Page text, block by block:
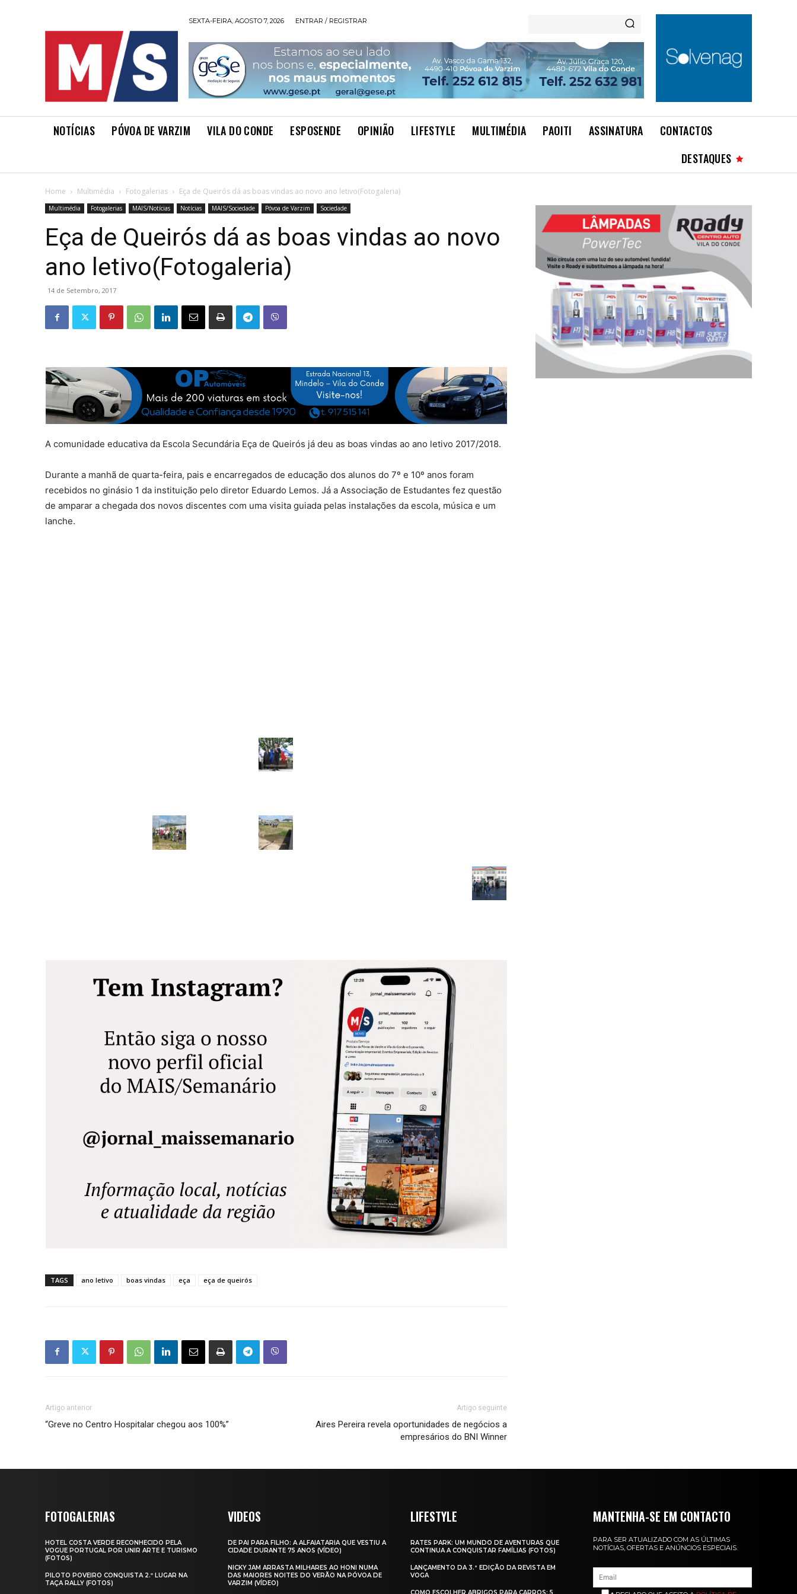
SEXTA-FEIRA, AGOSTO 7, 2026 ENTRAR / REGISTRAR
NOTÍCIAS PÓVOA DE VARZIM VILA DO CONDE ESPOSENDE OPINIÃO LIFESTYLE MULTIMÉDIA PAOITI ASSINATURA
CONTACTOS
DESTAQUES
Home Multimédia Fotogalerias Eça de Queirós dá as boas vindas ao novo ano letivo(Fotogaleria)
Multimédia Fotogalerias MAIS/Notícias Notícias MAIS/Sociedade Póvoa de Varzim Sociedade
Eça de Queirós dá as boas vindas ao novo
ano letivo(Fotogaleria)
14 de Setembro, 2017
A comunidade educativa da Escola Secundária Eça de Queirós já deu as boas vindas ao ano letivo 2017/2018.
Durante a manhã de quarta-feira, pais e encarregados de educação dos alunos do 7º e 10º anos foram
recebidos no ginásio 1 da instituição pelo diretor Eduardo Lemos. Já a Associação de Estudantes fez questão
de amparar a chegada dos novos discentes com uma visita guiada pelas instalações da escola, música e um
lanche.
TAGS ano letivo boas vindas eça eça de queirós
Artigo anterior
“Greve no Centro Hospitalar chegou aos 100%”
Artigo seguinte
Aires Pereira revela oportunidades de negócios a
empresários do BNI Winner
FOTOGALERIAS
HOTEL COSTA VERDE RECONHECIDO PELA
VOGUE PORTUGAL POR UNIR ARTE E TURISMO
(FOTOS)
PILOTO POVEIRO CONQUISTA 2.º LUGAR NA
TAÇA RALLY (FOTOS)
VIDEOS
DE PAI PARA FILHO: A ALFAIATARIA QUE VESTIU A
CIDADE DURANTE 75 ANOS (VÍDEO)
NICKY JAM ARRASTA MILHARES AO HONI NUMA
DAS MAIORES NOITES DO VERÃO NA PÓVOA DE
VARZIM (VÍDEO)
LIFESTYLE
RATES PARK: UM MUNDO DE AVENTURAS QUE
CONTINUA A CONQUISTAR FAMÍLIAS (FOTOS)
LANÇAMENTO DA 3.ª EDIÇÃO DA REVISTA EM
VOGA
COMO ESCOLHER ABRIGOS PARA CARROS: 5
MANTENHA-SE EM CONTACTO
PARA SER ATUALIZADO COM AS ÚLTIMAS
NOTÍCIAS, OFERTAS E ANÚNCIOS ESPECIAIS.